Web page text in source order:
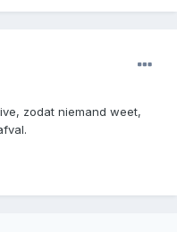
zodat niemand weet,